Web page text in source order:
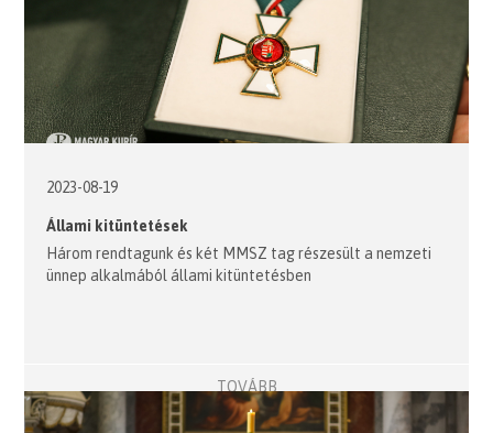
2023-08-19
Állami kitüntetések
Három rendtagunk és két MMSZ tag részesült a nemzeti
ünnep alkalmából állami kitüntetésben
TOVÁBB